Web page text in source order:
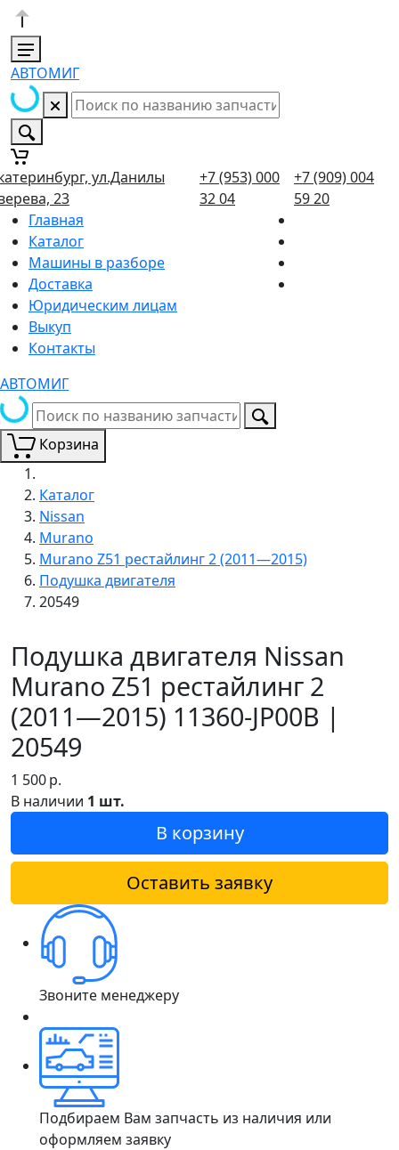
АВТОМИГ
ул.Данилы
23
+7 (953) 000
32 04
+7 (909) 004
59 20
Главная
Каталог
Машины в разборе
Доставка
Юридическим лицам
Выкуп
Контакты
АВТОМИГ
Корзина
Каталог
Nissan
Murano
Murano Z51 рестайлинг 2 (2011—2015)
Подушка двигателя
20549
Подушка двигателя Nissan
Murano Z51 рестайлинг 2
(2011—2015) 11360-JP00B |
20549
1 500р.
В наличии 1 шт.
В корзину
Оставить заявку
Звоните менеджеру
Подбираем Вам запчасть из наличия или
оформляем заявку